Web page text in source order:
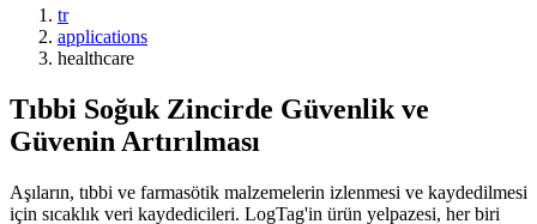
tr
applications
healthcare
Tıbbi Soğuk Zincirde Güvenlik ve
Güvenin Artırılması
Aşıların, tıbbi ve farmasötik malzemelerin izlenmesi ve kaydedilmesi
için sıcaklık veri kaydedicileri. LogTag'in ürün yelpazesi, her biri